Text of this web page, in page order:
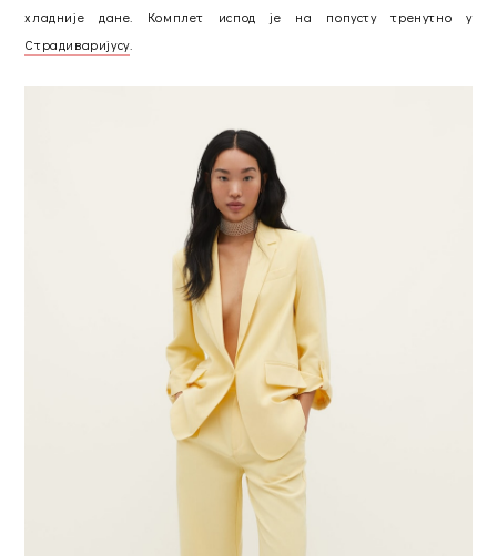
хладније дане. Комплет испод је на попусту тренутно у
Страдиваријусу.